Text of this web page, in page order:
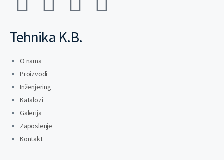
Tehnika K.B.
O nama
Proizvodi
Inženjering
Katalozi
Galerija
Zaposlenje
Kontakt